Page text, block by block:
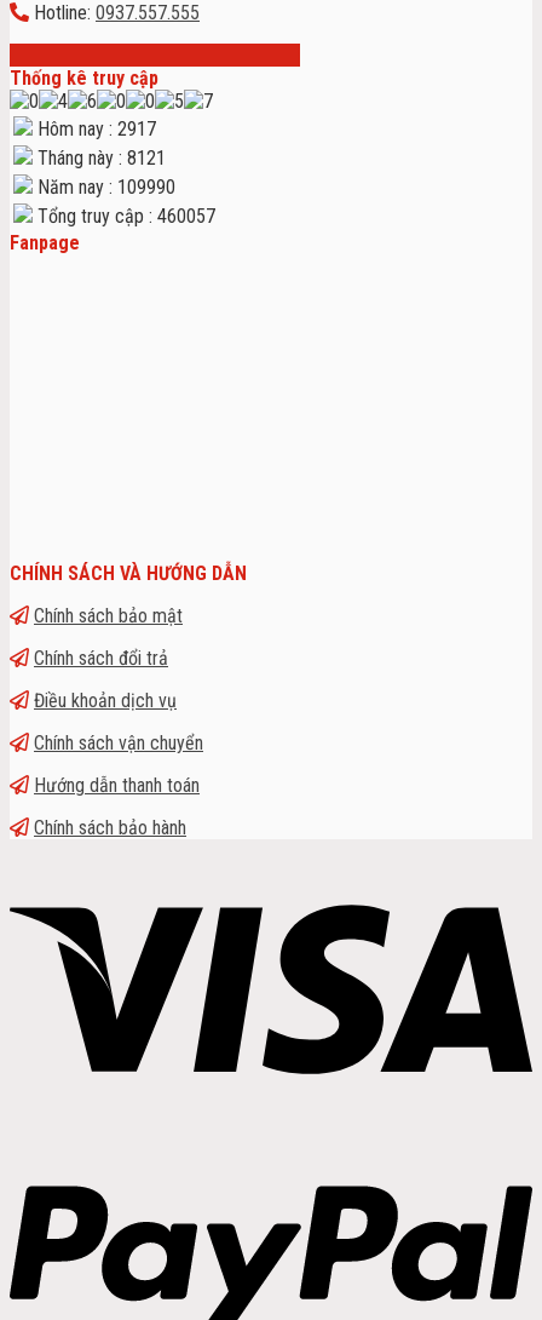
Hotline: 0937.557.555
Thống kê truy cập
Hôm nay : 2917
Tháng này : 8121
Năm nay : 109990
Tổng truy cập : 460057
Fanpage
CHÍNH SÁCH VÀ HƯỚNG DẪN
Chính sách bảo mật
Chính sách đổi trả
Điều khoản dịch vụ
Chính sách vận chuyển
Hướng dẫn thanh toán
Chính sách bảo hành